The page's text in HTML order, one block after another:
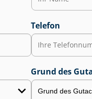
Telefon
Grund des